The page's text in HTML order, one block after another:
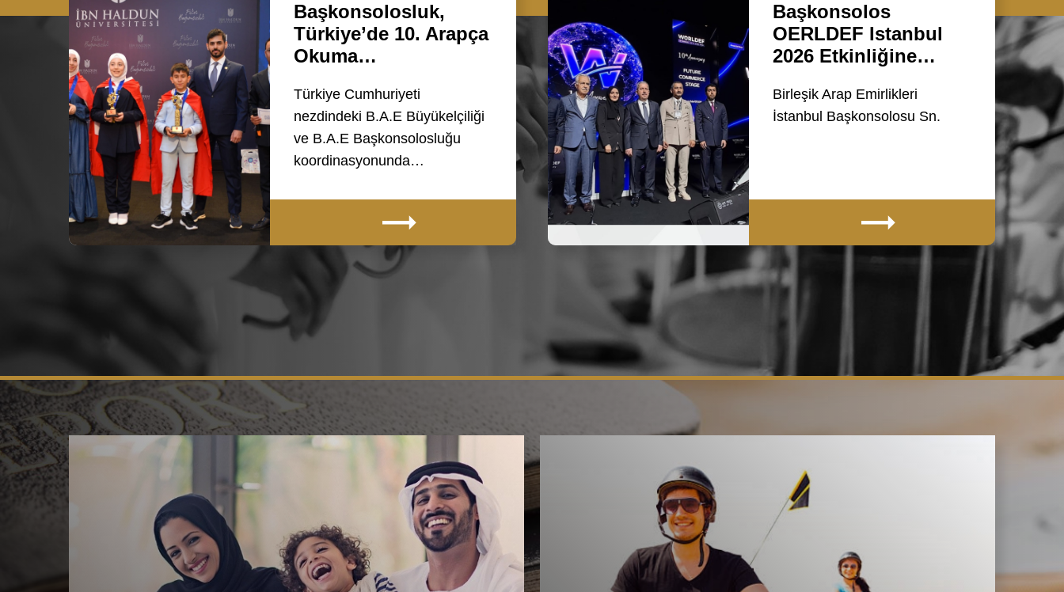
Başkonsolosluk,
Türkiye’de 10. Arapça
Okuma…
Türkiye Cumhuriyeti
nezdindeki B.A.E Büyükelçiliği
ve B.A.E Başkonsolosluğu
koordinasyonunda…
Başkonsolos
OERLDEF Istanbul
2026 Etkinliğine…
Birleşik Arap Emirlikleri
İstanbul Başkonsolosu Sn.